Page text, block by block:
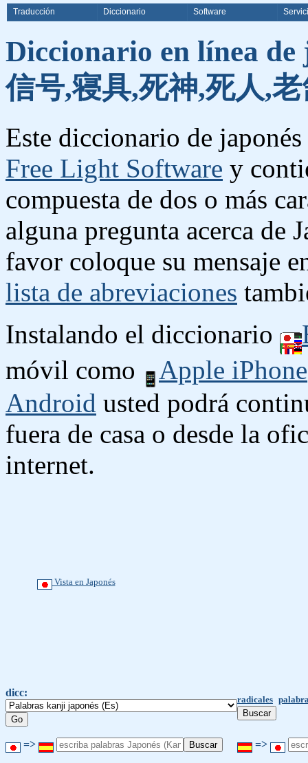
Traducción Diccionario Software
Diccionario en línea
信号,寝具,死神,死人,
Este diccionario de
Free Light Software y
compuesta de dos o más
alguna pregunta acerca de
favor coloque su mensaje
lista de abreviaciones
Instalando el diccionario
móvil como
Apple iPhone
Android usted podrá
fuera de casa o desde la
internet.
Vista en Japonés
dicc:
radicales
=> =>